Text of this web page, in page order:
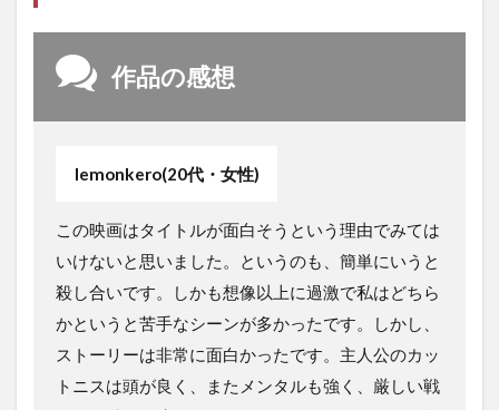
作品の感想
lemonkero(20代・女性)
この映画はタイトルが面白そうという理由でみては
いけないと思いました。というのも、簡単にいうと
殺し合いです。しかも想像以上に過激で私はどちら
かというと苦手なシーンが多かったです。しかし、
ストーリーは非常に面白かったです。主人公のカッ
トニスは頭が良く、またメンタルも強く、厳しい戦